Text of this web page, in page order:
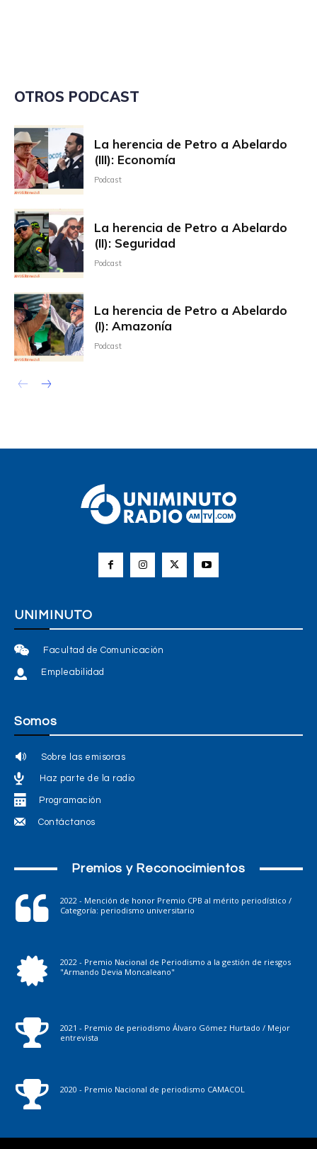
OTROS PODCAST
La herencia de Petro a Abelardo
(III): Economía
Podcast
La herencia de Petro a Abelardo
(II): Seguridad
Podcast
La herencia de Petro a Abelardo
(I): Amazonía
Podcast
UNIMINUTO
Facultad de Comunicación
Empleabilidad
Somos
Sobre las emisoras
Haz parte de la radio
Programación
Contáctanos
Premios y Reconocimientos
2022 - Mención de honor Premio CPB al mérito periodístico /
Categoría: periodismo universitario
2022 - Premio Nacional de Periodismo a la gestión de riesgos
"Armando Devia Moncaleano"
2021 - Premio de periodismo Álvaro Gómez Hurtado / Mejor
entrevista
2020 - Premio Nacional de periodismo CAMACOL